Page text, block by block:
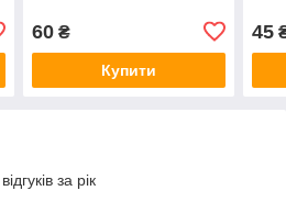
60₴
Купити
45
за рік